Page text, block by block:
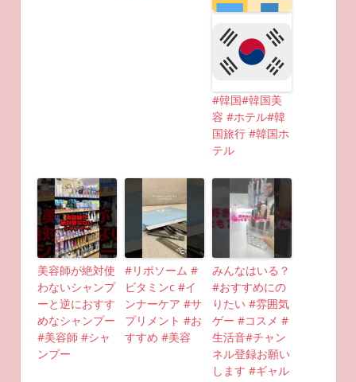
#韓国#韓国美
容 #ホテル#韓
国旅行 #韓国ホ
テル
美容師が絶対使
わないシャンプ
ーと逆におすす
めなシャンプー
#美容師 #シャ
ンプー
#リポソーム #
ビタミンc #イ
ンナーケア #サ
プリメント #お
すすめ #美容
みんなはいる？
#おすすめにの
りたい #雰囲気
ゲー #コスメ #
生活音#チャン
ネル登録お願い
します #ギャル